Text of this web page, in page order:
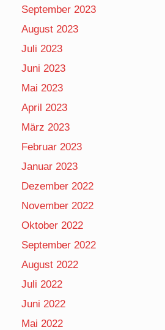
September 2023
August 2023
Juli 2023
Juni 2023
Mai 2023
April 2023
März 2023
Februar 2023
Januar 2023
Dezember 2022
November 2022
Oktober 2022
September 2022
August 2022
Juli 2022
Juni 2022
Mai 2022